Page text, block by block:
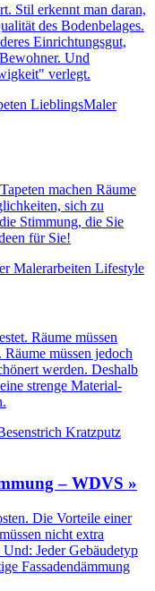
Stil erkennt man daran,
des Boden­belages.
Einrichtungs­gut,
Und
verlegt.
machen Räume
sich zu
Stimmung, die Sie
für Sie!
Räume müssen
müssen jedoch
werden. Deshalb
strenge Material-
– WDVS »
Die Vorteile einer
nicht extra
Jeder Gebäudetyp
Fassadendämmung